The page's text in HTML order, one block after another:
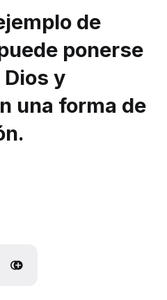
de
ponerse
y
una forma de